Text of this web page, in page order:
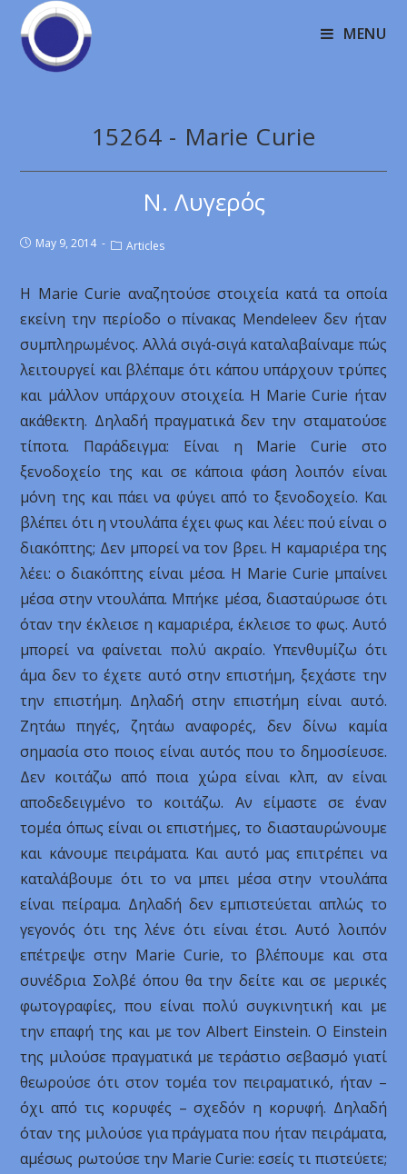
MENU
15264 - Marie Curie
Ν. Λυγερός
May 9, 2014 Articles
Η Marie Curie αναζητούσε στοιχεία κατά τα οποία
εκείνη την περίοδο ο πίνακας Mendeleev δεν ήταν
συμπληρωμένος. Αλλά σιγά-σιγά καταλαβαίναμε πώς
λειτουργεί και βλέπαμε ότι κάπου υπάρχουν τρύπες
και μάλλον υπάρχουν στοιχεία. Η Marie Curie ήταν
ακάθεκτη. Δηλαδή πραγματικά δεν την σταματούσε
τίποτα. Παράδειγμα: Είναι η Marie Curie στο
ξενοδοχείο της και σε κάποια φάση λοιπόν είναι
μόνη της και πάει να φύγει από το ξενοδοχείο. Και
βλέπει ότι η ντουλάπα έχει φως και λέει: πού είναι ο
διακόπτης; Δεν μπορεί να τον βρει. Η καμαριέρα της
λέει: ο διακόπτης είναι μέσα. Η Marie Curie μπαίνει
μέσα στην ντουλάπα. Μπήκε μέσα, διασταύρωσε ότι
όταν την έκλεισε η καμαριέρα, έκλεισε το φως. Αυτό
μπορεί να φαίνεται πολύ ακραίο. Υπενθυμίζω ότι
άμα δεν το έχετε αυτό στην επιστήμη, ξεχάστε την
την επιστήμη. Δηλαδή στην επιστήμη είναι αυτό.
Ζητάω πηγές, ζητάω αναφορές, δεν δίνω καμία
σημασία στο ποιος είναι αυτός που το δημοσίευσε.
Δεν κοιτάζω από ποια χώρα είναι κλπ, αν είναι
αποδεδειγμένο το κοιτάζω. Αν είμαστε σε έναν
τομέα όπως είναι οι επιστήμες, το διασταυρώνουμε
και κάνουμε πειράματα. Και αυτό μας επιτρέπει να
καταλάβουμε ότι το να μπει μέσα στην ντουλάπα
είναι πείραμα. Δηλαδή δεν εμπιστεύεται απλώς το
γεγονός ότι της λένε ότι είναι έτσι. Αυτό λοιπόν
επέτρεψε στην Marie Curie, το βλέπουμε και στα
συνέδρια Σολβέ όπου θα την δείτε και σε μερικές
φωτογραφίες, που είναι πολύ συγκινητική και με
την επαφή της και με τον Albert Einstein. Ο Einstein
της μιλούσε πραγματικά με τεράστιο σεβασμό γιατί
θεωρούσε ότι στον τομέα τον πειραματικό, ήταν –
όχι από τις κορυφές – σχεδόν η κορυφή. Δηλαδή
όταν της μιλούσε για πράγματα που ήταν πειράματα,
αμέσως ρωτούσε την Marie Curie: εσείς τι πιστεύετε;